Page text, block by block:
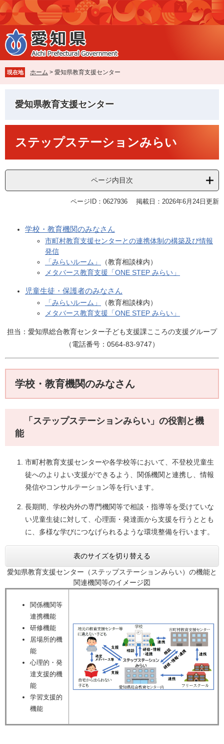
ペ
ー
ジ
の
先
で
す
メ
ニ
ュ
ー
を
ば
し
現在地 ホーム > 愛知県教育支援センター
愛知県教育支援センター
ステップステーションみらい
ページ内目次
ページID：0627936 掲載日：2026年6月24日更新
学校・教育機関のみなさん
市町村教育支援センターとの連携体制の構築及び情報
発信​
「みらいルーム」
（教育相談棟内）
メタバース教育支援「ONE STEP みらい」
児童生徒・保護者のみなさん
「みらいルーム」
（教育相談棟内）​
メタバース教育支援「ONE STEP みらい」
担当：愛知県総合教育センター子ども支援課こころの支援グループ
（電話番号：0564-83-9747）
学校・教育機関のみなさん
「ステップステーションみらい」の役割と機
能
市町村教育支援センターや各学校等において、不登校児童生
徒へのよりよい支援ができるよう、関係機関と連携し、情報
発信やコンサルテーション等を行います。
長期間、学校内外の専門機関等で相談・指導等を受けていな
い児童生徒に対して、心理面・発達面から支援を行うととも
に、多様な学びにつなげられるような環境整備を行います。
表のサイズを切り替える
愛知県教育支援センター（ステップステーションみらい）の機能と
関連機関等のイメージ図
関係機関等
連携機能
研修機能
居場所的機
能
心理的・発
達支援的機
能
学習支援的
機能